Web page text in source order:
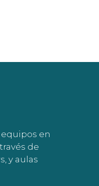
equipos en
de
y aulas